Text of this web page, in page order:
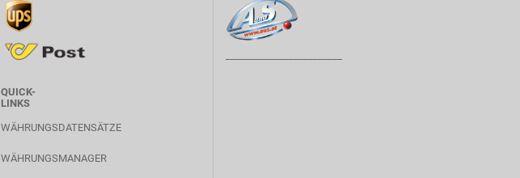
QUICK-
LINKS
WÄHRUNGSDATENSÄTZE
WÄHRUNGSMANAGER